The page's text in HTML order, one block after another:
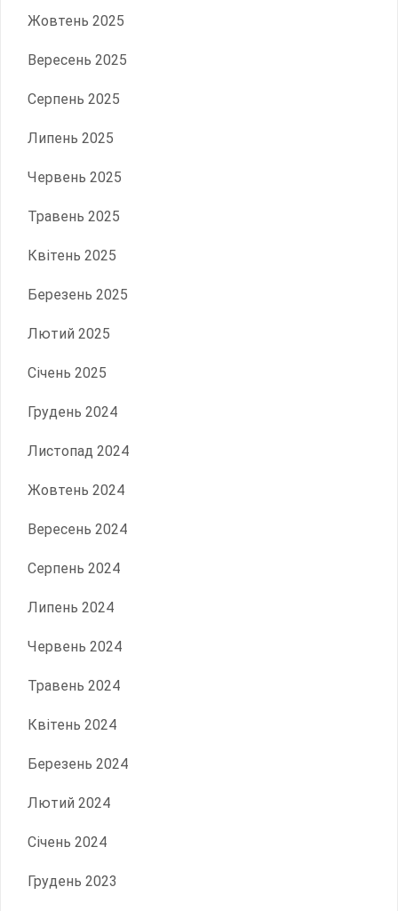
Жовтень 2025
Вересень 2025
Серпень 2025
Липень 2025
Червень 2025
Травень 2025
Квітень 2025
Березень 2025
Лютий 2025
Січень 2025
Грудень 2024
Листопад 2024
Жовтень 2024
Вересень 2024
Серпень 2024
Липень 2024
Червень 2024
Травень 2024
Квітень 2024
Березень 2024
Лютий 2024
Січень 2024
Грудень 2023